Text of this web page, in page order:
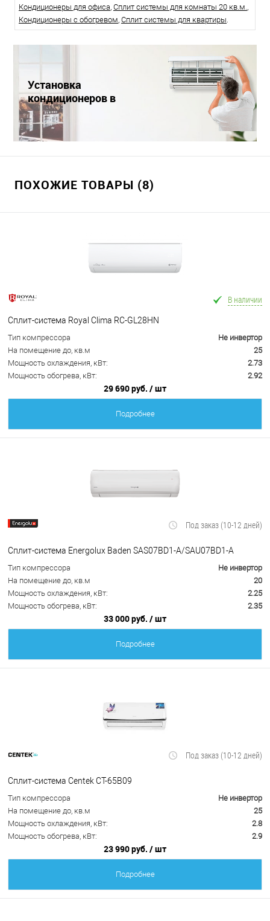
Кондиционеры для офиса, Сплит системы для комнаты 20 кв.м.,
Кондиционеры с обогревом, Сплит системы для квартиры.
Установка
кондиционеров в
Краснодаре
ПОХОЖИЕ ТОВАРЫ (8)
В наличии
Сплит-система Royal Clima RC-GL28HN
Тип компрессора
Не инвертор
На помещение до, кв.м
25
Мощность охлаждения, кВт:
2.73
Мощность обогрева, кВт:
2.92
29 690 руб. / шт
Подробнее
Под заказ (10-12 дней)
Сплит-система Energolux Baden SAS07BD1-A/SAU07BD1-A
Тип компрессора
Не инвертор
На помещение до, кв.м
20
Мощность охлаждения, кВт:
2.25
Мощность обогрева, кВт:
2.35
33 000 руб. / шт
Подробнее
Под заказ (10-12 дней)
Сплит-система Centek CT-65B09
Тип компрессора
Не инвертор
На помещение до, кв.м
25
Мощность охлаждения, кВт:
2.8
Мощность обогрева, кВт:
2.9
23 990 руб. / шт
Подробнее